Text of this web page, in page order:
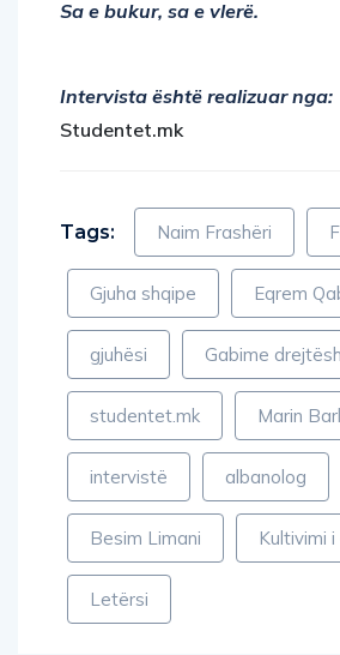
Sa e bukur, sa e vlerë.
Intervista është realizuar nga:
Studentet.mk
Tags: Naim Frashëri
Gjuha shqipe Eqrem
gjuhësi Gabime
studentet.mk Marin
intervistë albanolog
Besim Limani Kultivimi
Letërsi